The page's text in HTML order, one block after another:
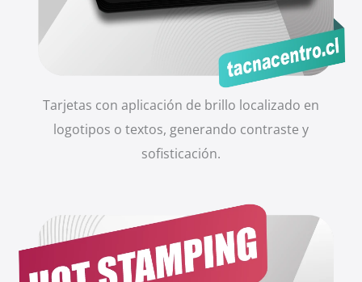
Tarjetas con aplicación de brillo localizado en
logotipos o textos, generando contraste y
sofisticación.